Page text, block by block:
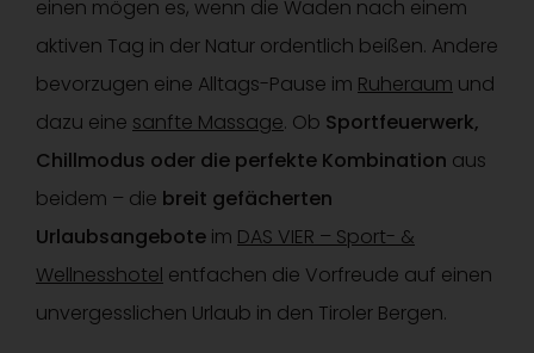
einen mögen es, wenn die Waden nach einem
aktiven Tag in der Natur ordentlich beißen. Andere
bevorzugen eine Alltags-Pause im Ruheraum und
dazu eine sanfte Massage. Ob Sportfeuerwerk,
Chillmodus oder die perfekte Kombination aus
beidem – die breit gefächerten
Urlaubsangebote im DAS VIER – Sport- &
Wellnesshotel entfachen die Vorfreude auf einen
unvergesslichen Urlaub in den Tiroler Bergen.